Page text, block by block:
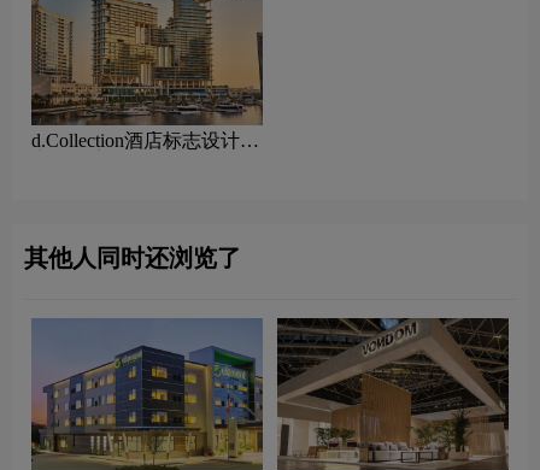
d.Collection酒店标志设计含
其他人同时还浏览了